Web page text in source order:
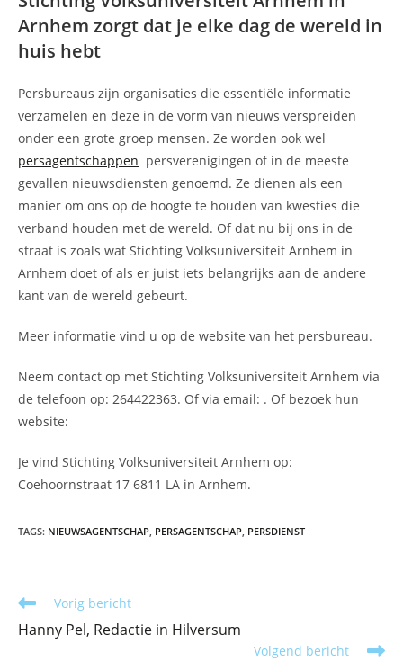
Arnhem zorgt dat je elke dag de wereld in
huis hebt
Persbureaus zijn organisaties die essentiële informatie
verzamelen en deze in de vorm van nieuws verspreiden
onder een grote groep mensen. Ze worden ook wel
persagentschappen persverenigingen of in de meeste
gevallen nieuwsdiensten genoemd. Ze dienen als een
manier om ons op de hoogte te houden van kwesties die
verband houden met de wereld. Of dat nu bij ons in de
straat is zoals wat Stichting Volksuniversiteit Arnhem in
Arnhem doet of als er juist iets belangrijks aan de andere
kant van de wereld gebeurt.
Meer informatie vind u op de website van het persbureau.
Neem contact op met Stichting Volksuniversiteit Arnhem via
de telefoon op: 264422363. Of via email: . Of bezoek hun
website:
Je vind Stichting Volksuniversiteit Arnhem op:
Coehoornstraat 17 6811 LA in Arnhem.
TAGS: NIEUWSAGENTSCHAP PERSAGENTSCHAP PERSDIENST
Lees
artikelen
Vorig bericht
Hanny Pel, Redactie in Hilversum
Volgend bericht